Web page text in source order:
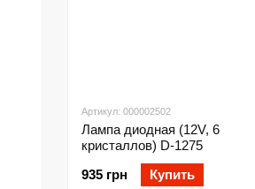
Артикул: 000002502
Лампа диодная (12V, 6
кристаллов) D-1275
935 грн
Купить